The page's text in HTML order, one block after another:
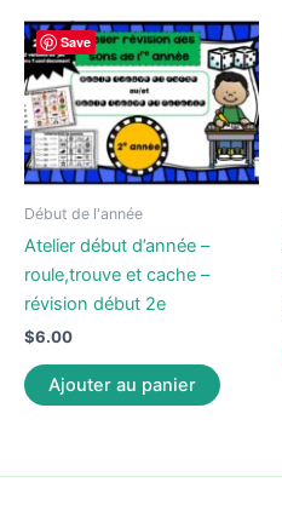
Save
Début de l'année
Atelier début d’année –
roule,trouve et cache –
révision début 2e
$6.00
Ajouter au panier